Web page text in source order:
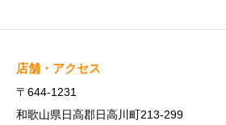
店舗・アクセス
〒644-1231
和歌山県日高郡日高川町213-299